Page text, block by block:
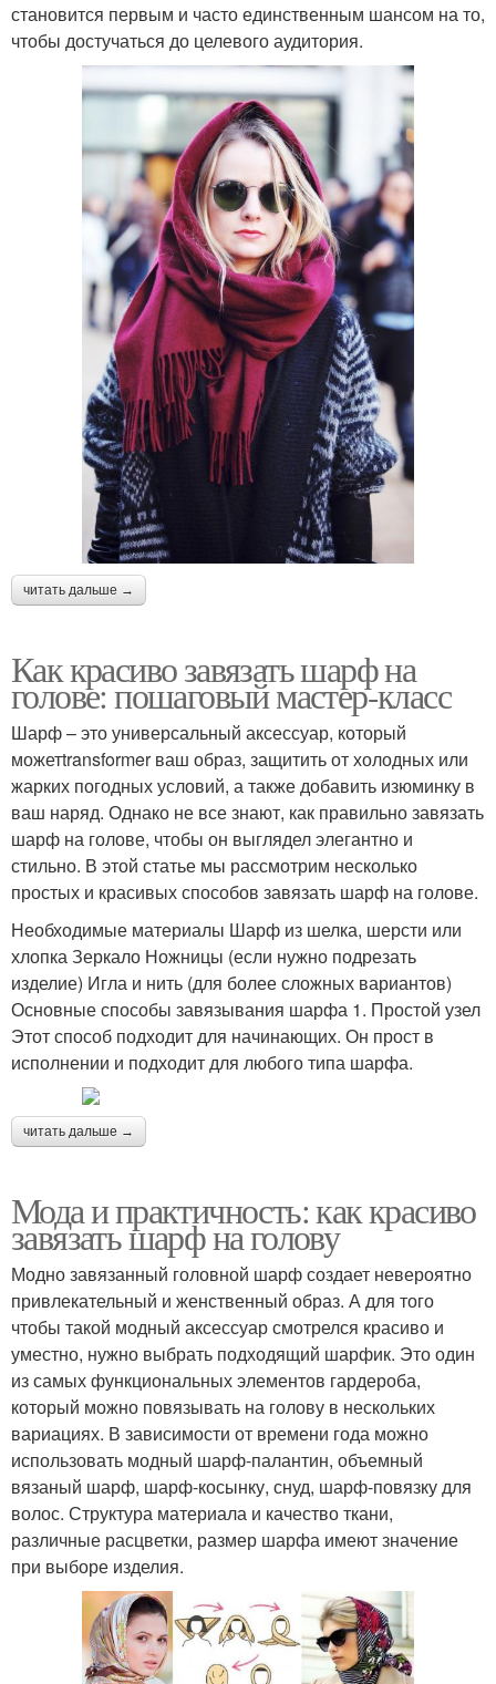
становится первым и часто единственным шансом на то,
чтобы достучаться до целевого аудитория.
читать дальше →
Как красиво завязать шарф на
голове: пошаговый мастер-класс
Шарф – это универсальный аксессуар, который
можетtransformer ваш образ, защитить от холодных или
жарких погодных условий, а также добавить изюминку в
ваш наряд. Однако не все знают, как правильно завязать
шарф на голове, чтобы он выглядел элегантно и
стильно. В этой статье мы рассмотрим несколько
простых и красивых способов завязать шарф на голове.
Необходимые материалы Шарф из шелка, шерсти или
хлопка Зеркало Ножницы (если нужно подрезать
изделие) Игла и нить (для более сложных вариантов)
Основные способы завязывания шарфа 1. Простой узел
Этот способ подходит для начинающих. Он прост в
исполнении и подходит для любого типа шарфа.
читать дальше →
Мода и практичность: как красиво
завязать шарф на голову
Модно завязанный головной шарф создает невероятно
привлекательный и женственный образ. А для того
чтобы такой модный аксессуар смотрелся красиво и
уместно, нужно выбрать подходящий шарфик. Это один
из самых функциональных элементов гардероба,
который можно повязывать на голову в нескольких
вариациях. В зависимости от времени года можно
использовать модный шарф-палантин, объемный
вязаный шарф, шарф-косынку, снуд, шарф-повязку для
волос. Структура материала и качество ткани,
различные расцветки, размер шарфа имеют значение
при выборе изделия.